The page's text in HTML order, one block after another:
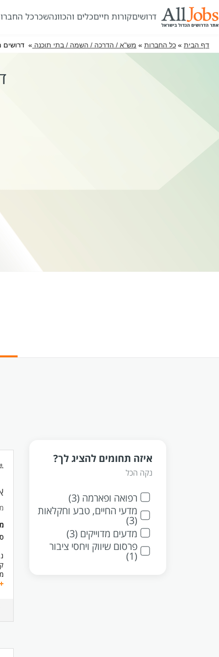
דרושיםקורות חייםכלים והכוונהשכרכל
דף הבית » כל החברות » מש"א / הדרכה / השמה / בתי תוכנה » דרושים
איזה תחומים להציג לך?
נקה הכל
רפואה ופארמה (3)
מדעי החיים, טבע וחקלאות
(3)
מדעים מדוייקים (3)
פרסום שיווק ויחסי ציבור
(1)